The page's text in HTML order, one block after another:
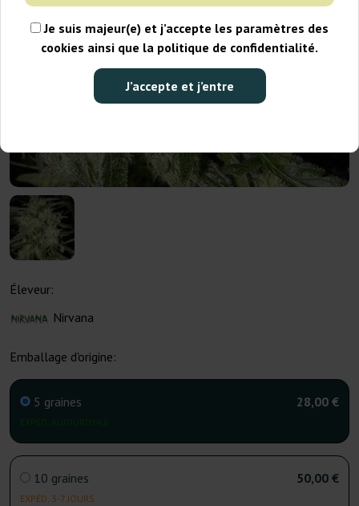
Je suis majeur(e) et j’accepte les paramètres des
cookies ainsi que la politique de confidentialité.
J’accepte et j’entre
Éleveur:
Nirvana
Emballage d'origine:
5 graines 28,00 €
10 graines
EXPÉD. 3-7 JOURS
50,00 €